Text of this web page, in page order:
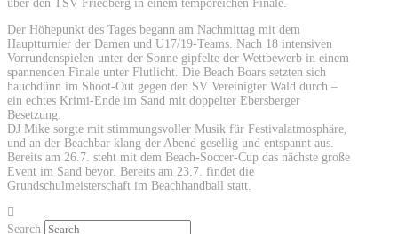
über den TSV Friedberg in einem temporeichen Finale.
Der Höhepunkt des Tages begann am Nachmittag mit dem
Hauptturnier der Damen und U17/19-Teams. Nach 18 intensiven
Vorrundenspielen unter der Sonne gipfelte der Wettbewerb in einem
spannenden Finale unter Flutlicht. Die Beach Boars setzten sich
hauchdünn im Shoot-Out gegen den SV Vereinigter Wald durch –
ein echtes Krimi-Ende im Sand mit doppelter Ebersberger
Besetzung.
DJ Mike sorgte mit stimmungsvoller Musik für Festivalatmosphäre,
und an der Beachbar klang der Abend gesellig und entspannt aus.
Bereits am 26.7. steht mit dem Beach-Soccer-Cup das nächste große
Event im Sand bevor. Bereits am 23.7. findet die
Grundschulmeisterschaft im Beachhandball statt.
Search